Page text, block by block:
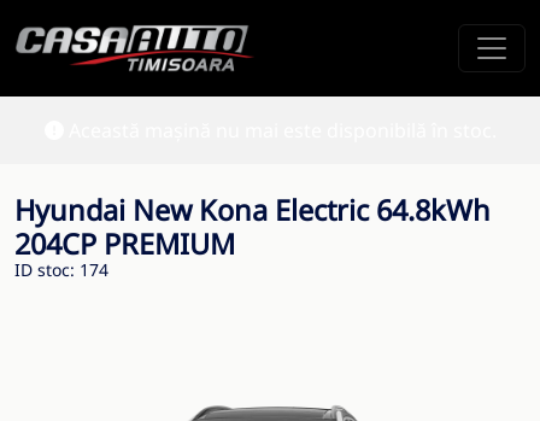
Hyundai New Kona Electric 64.8kWh
204CP PREMIUM
ID stoc: 174